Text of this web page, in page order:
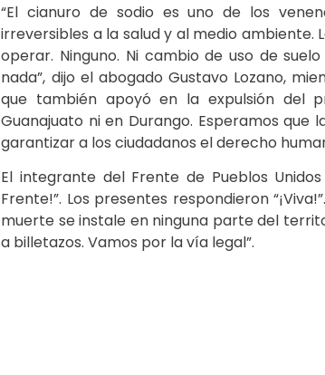
“El cianuro de sodio es uno de los
irreversibles a la salud y al medio
operar. Ninguno. Ni cambio de uso de
nada”, dijo el abogado Gustavo Lozano,
que también apoyó en la expulsión del
Guanajuato ni en Durango. Esperamos
garantizar a los ciudadanos el derecho
El integrante del Frente de Pueblos
Frente!”. Los presentes respondieron
muerte se instale en ninguna parte del
a billetazos. Vamos por la vía legal”.